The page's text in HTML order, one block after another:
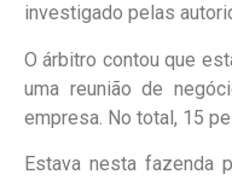
investigado pelas
O árbitro contou que
uma reunião de
empresa. No total, 15
Estava nesta fazenda